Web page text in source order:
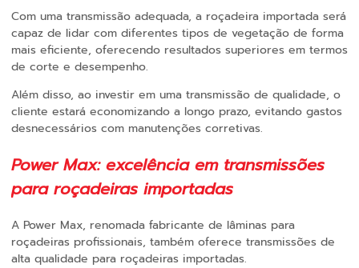
Com uma transmissão adequada, a roçadeira importada será
capaz de lidar com diferentes tipos de vegetação de forma
mais eficiente, oferecendo resultados superiores em termos
de corte e desempenho.
Além disso, ao investir em uma transmissão de qualidade, o
cliente estará economizando a longo prazo, evitando gastos
desnecessários com manutenções corretivas.
Power Max: excelência em transmissões
para roçadeiras importadas
A Power Max, renomada fabricante de lâminas para
roçadeiras profissionais, também oferece transmissões de
alta qualidade para roçadeiras importadas.